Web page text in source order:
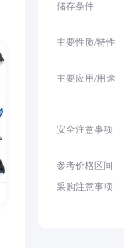
储存条件
主要性质/特性
主要应用/用途
安全注意事项
参考价格区间
采购注意事项